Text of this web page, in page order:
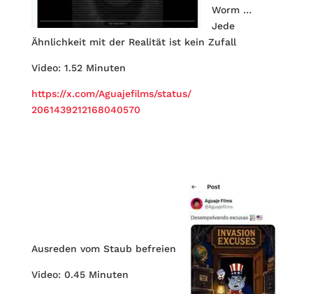
Worm …
Jede
Ähnlichkeit mit der Realität ist kein Zufall
Video: 1.52 Minuten
https://x.com/Aguajefilms/status/
2061439212168040570
Ausreden vom Staub befreien
Video: 0.45 Minuten